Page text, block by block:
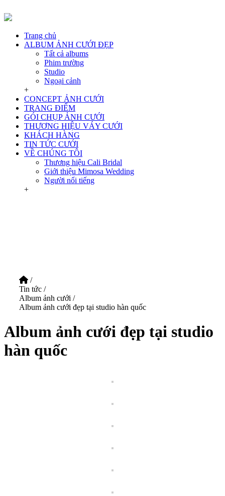
Trang chủ
ALBUM ẢNH CƯỚI ĐẸP
Tất cả albums
Phim trường
Studio
Ngoại cảnh
+
CONCEPT ẢNH CƯỚI
TRANG ĐIỂM
GÓI CHỤP ẢNH CƯỚI
THƯƠNG HIỆU VÁY CƯỚI
KHÁCH HÀNG
TIN TỨC CƯỚI
VỀ CHÚNG TÔI
Thương hiệu Cali Bridal
Giới thiệu Mimosa Wedding
Người nổi tiếng
+
/
Tin tức /
Album ảnh cưới /
Album ảnh cưới đẹp tại studio hàn quốc
Album ảnh cưới đẹp tại studio
hàn quốc